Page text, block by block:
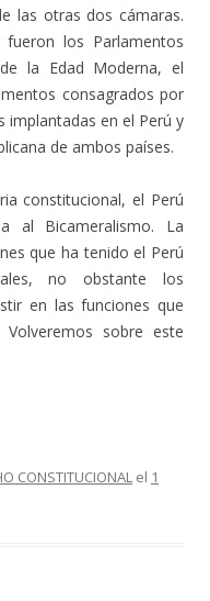
las otras dos cámaras.
los Parlamentos
la Edad Moderna, el
consagrados por
implantadas en el Perú y
de ambos países.
constitucional, el Perú
al Bicameralismo. La
que ha tenido el Perú
no obstante los
en las funciones que
sobre este
CONSTITUCIONAL el 1